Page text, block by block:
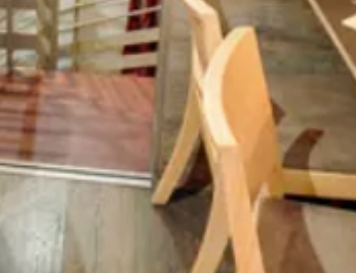
sécurité.
informations claires sur vos modes de livraison afin
de rassurer vos clients et gagner leur confiance.